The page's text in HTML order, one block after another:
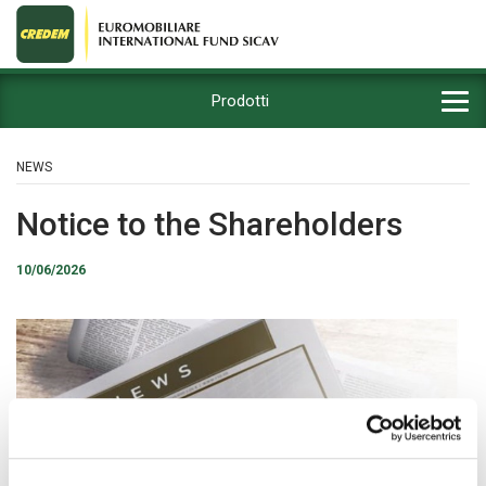
Prodotti
NEWS
Notice to the Shareholders
10/06/2026